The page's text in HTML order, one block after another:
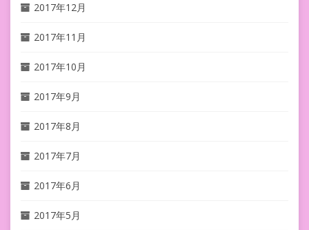
2017年12月
2017年11月
2017年10月
2017年9月
2017年8月
2017年7月
2017年6月
2017年5月